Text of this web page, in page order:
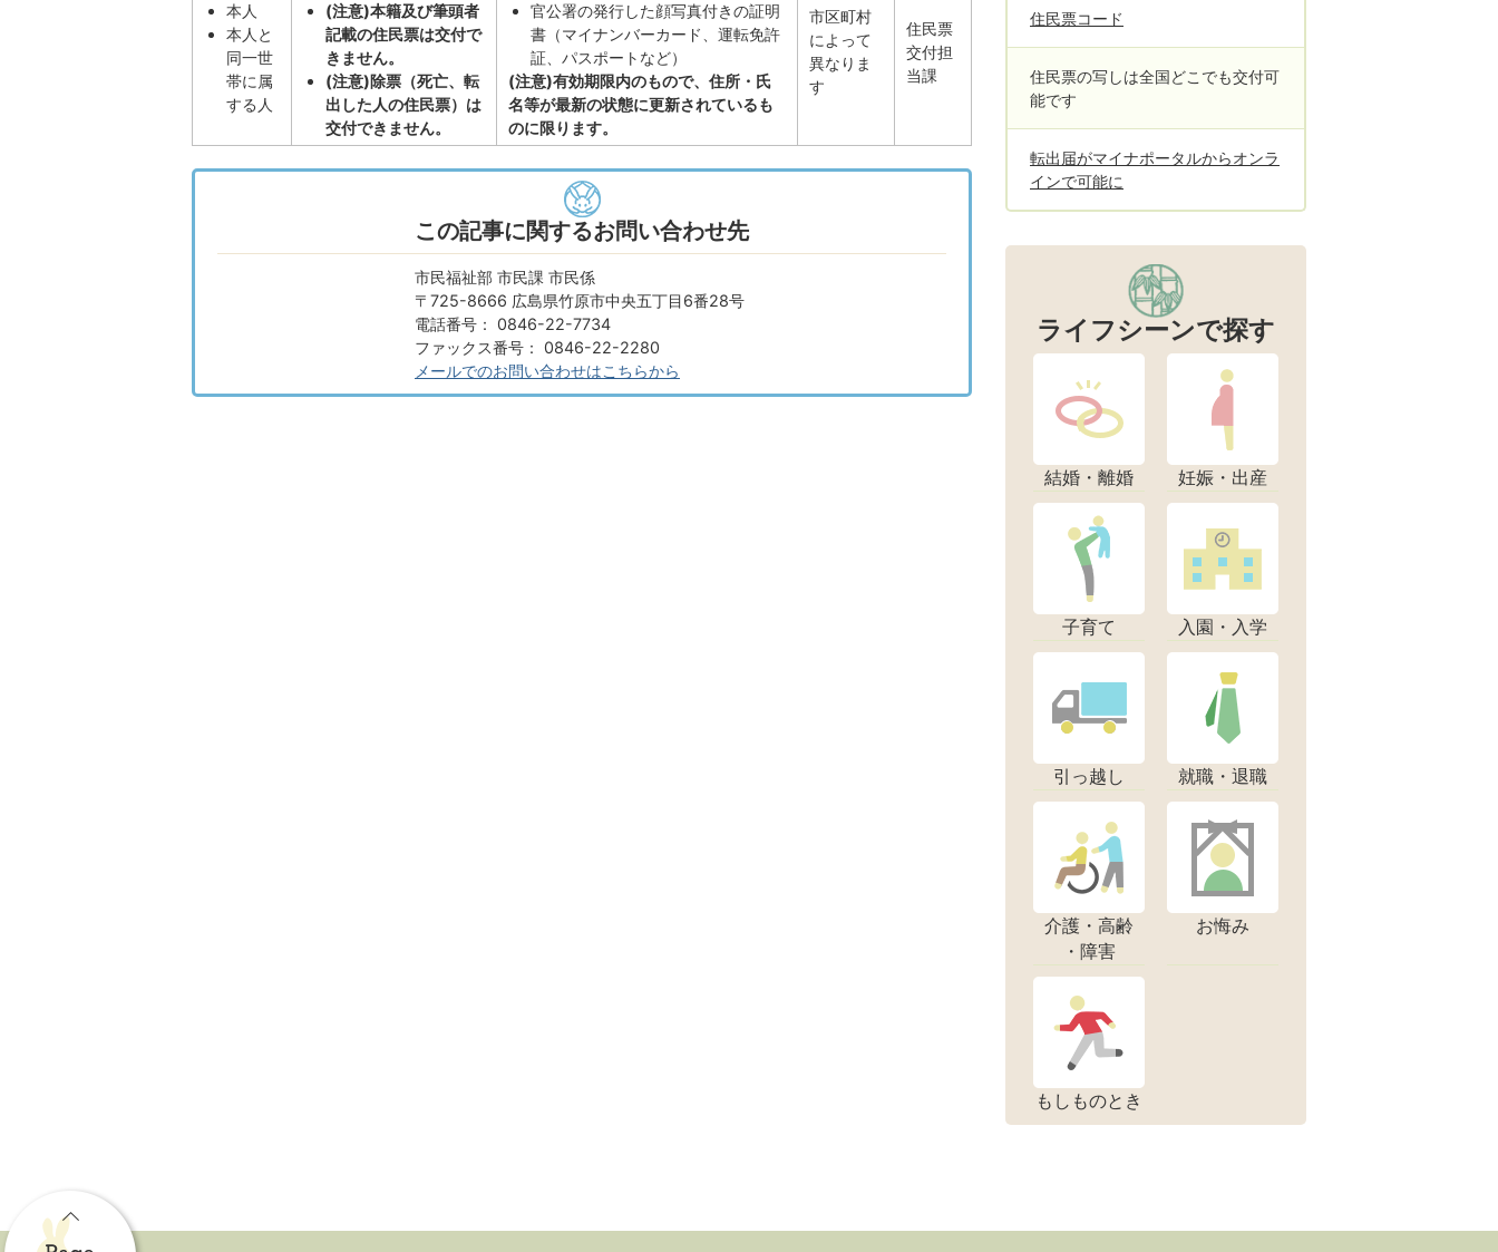
本人
本人と
同一世
帯に属
する人
(注意)本籍及び筆頭者
記載の住民票は交付で
きません。
(注意)除票（死亡、転
出した人の住民票）は
交付できません。
官公署の発行した顔写真付きの証明
書（マイナンバーカード、運転免許
証、パスポートなど）
(注意)有効期限内のもので、住所・氏
名等が最新の状態に更新されているも
のに限ります。
市区町村
によって
異なりま
す
住民票
交付担
当課
この記事に関するお問い合わせ先
市民福祉部 市民課 市民係
〒725-8666 広島県竹原市中央五丁目6番28号
電話番号： 0846-22-7734
ファックス番号： 0846-22-2280
メールでのお問い合わせはこちらから
住民票コード
住民票の写しは全国どこでも交付可
能です
転出届がマイナポータルからオンラ
インで可能に
ライフシーンで探す
結婚・離婚 妊娠・出産
子育て 入園・入学
引っ越し 就職・退職
介護・高齢
・障害
お悔み
もしものとき